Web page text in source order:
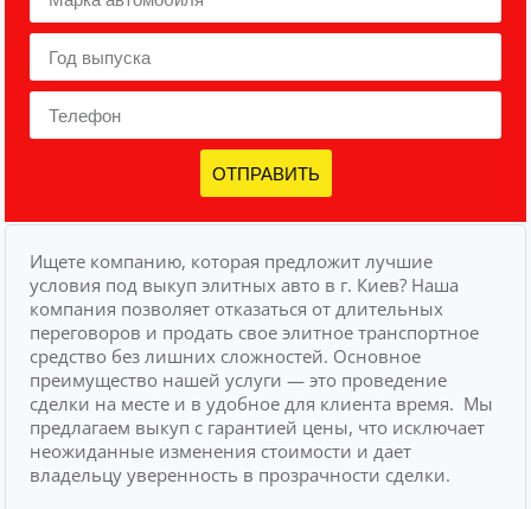
ОТПРАВИТЬ
Ищете компанию, которая предложит лучшие
условия под выкуп элитных авто в г. Киев? Наша
компания позволяет отказаться от длительных
переговоров и продать свое элитное транспортное
средство без лишних сложностей. Основное
преимущество нашей услуги — это проведение
сделки на месте и в удобное для клиента время. Мы
предлагаем выкуп с гарантией цены, что исключает
неожиданные изменения стоимости и дает
владельцу уверенность в прозрачности сделки.